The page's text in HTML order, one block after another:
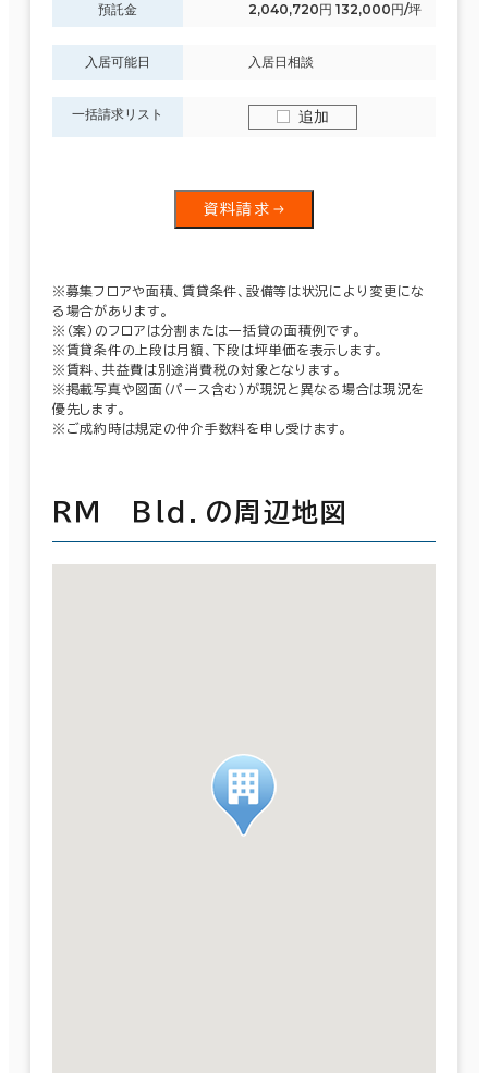
預託金 2,040,720円 132,000円/坪
入居可能日 入居日相談
一括請求リスト 追加
資料請求
※募集フロアや面積、賃貸条件、設備等は状況により変更にな
る場合があります。
※（案）のフロアは分割または一括貸の面積例です。
※賃貸条件の上段は月額、下段は坪単価を表示します。
※賃料、共益費は別途消費税の対象となります。
※掲載写真や図面（パース含む）が現況と異なる場合は現況を
優先します。
※ご成約時は規定の仲介手数料を申し受けます。
ＲＭ Ｂｌｄ．の周辺地図